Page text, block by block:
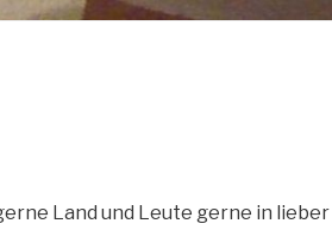
Land und Leute gerne in lieber